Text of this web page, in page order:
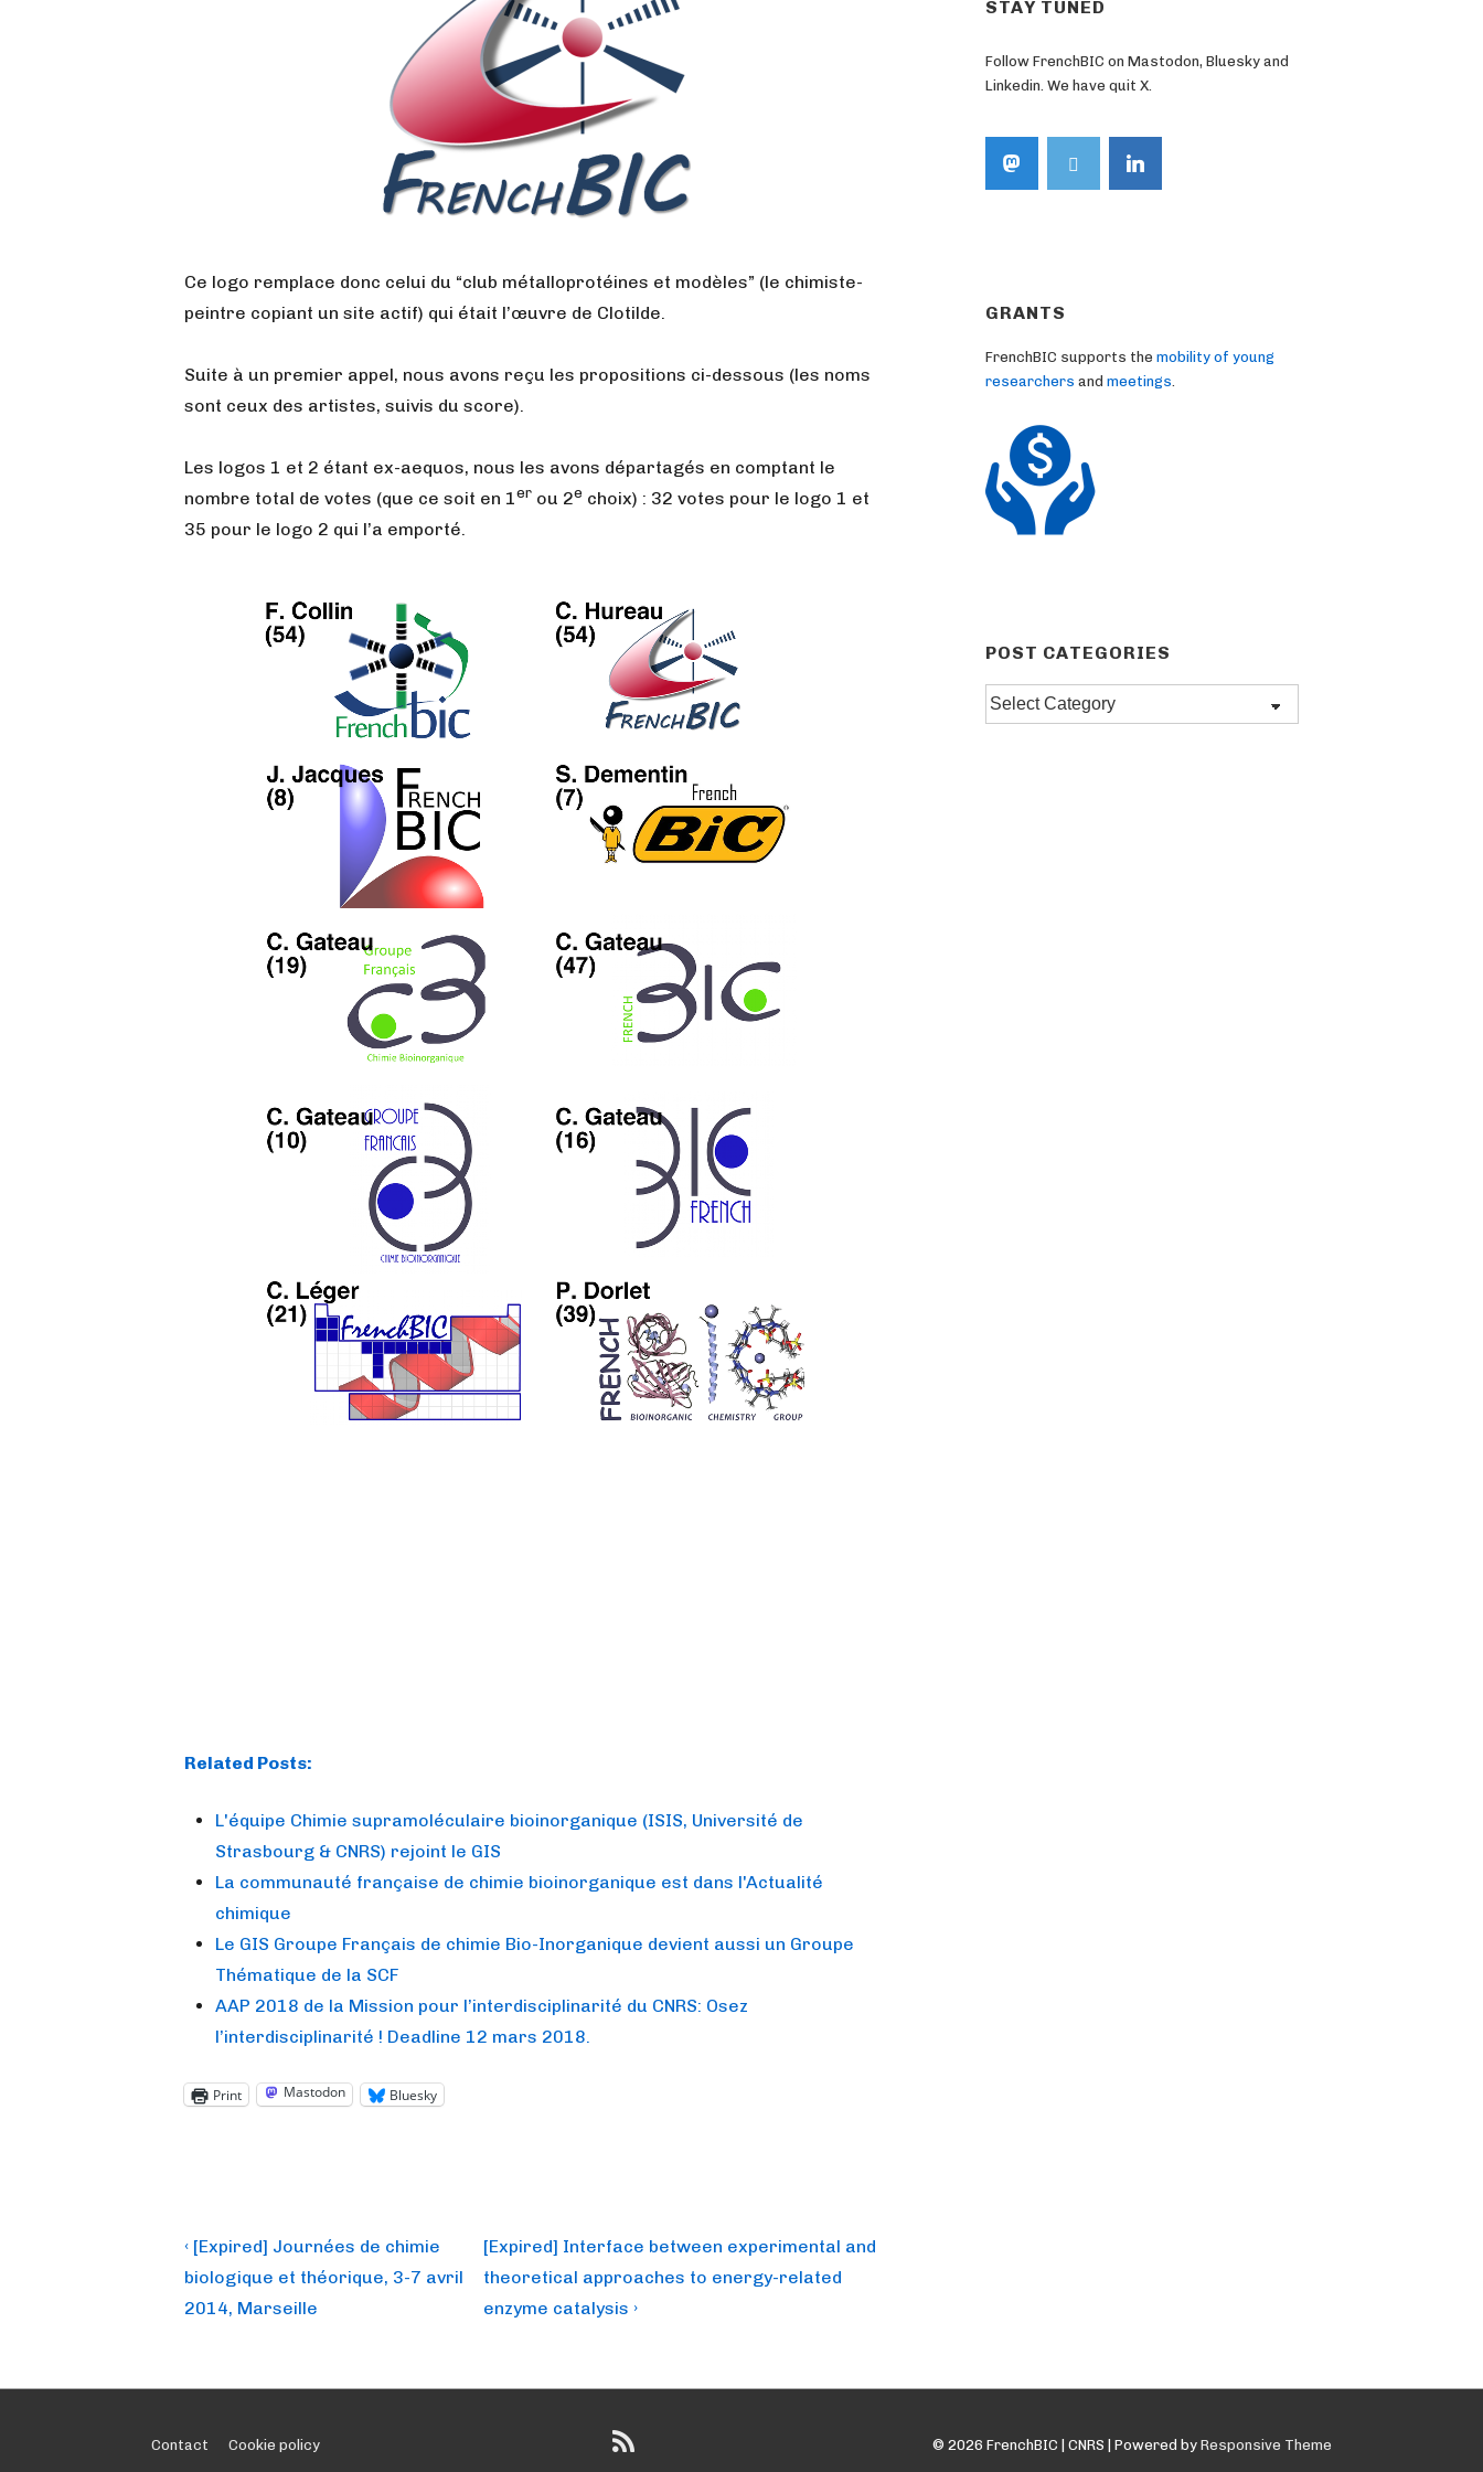
Ce logo remplace donc celui du “club métalloprotéines et modèles” (le chimiste-
peintre copiant un site actif) qui était l’œuvre de Clotilde.
Suite à un premier appel, nous avons reçu les propositions ci-dessous (les noms
sont ceux des artistes, suivis du score).
Les logos 1 et 2 étant ex-aequos, nous les avons départagés en comptant le
nombre total de votes (que ce soit en 1er ou 2e choix) : 32 votes pour le logo 1 et
35 pour le logo 2 qui l’a emporté.
Related Posts:
L'équipe Chimie supramoléculaire bioinorganique (ISIS, Université de
Strasbourg & CNRS) rejoint le GIS
La communauté française de chimie bioinorganique est dans l'Actualité
chimique
Le GIS Groupe Français de chimie Bio-Inorganique devient aussi un Groupe
Thématique de la SCF
AAP 2018 de la Mission pour l’interdisciplinarité du CNRS: Osez
l’interdisciplinarité ! Deadline 12 mars 2018.
Print Mastodon Bluesky
Post
navigation
Previous
Post
is
‹ [Expired] Journées de chimie
biologique et théorique, 3-7 avril
2014, Marseille
Next
Post
is
[Expired] Interface between experimental and
theoretical approaches to energy-related
enzyme catalysis ›
STAY TUNED
Follow FrenchBIC on Mastodon, Bluesky and
Linkedin. We have quit X.
GRANTS
FrenchBIC supports the mobility of young
researchers and meetings
POST CATEGORIES
Post
categories
Footer
Contact Cookie policy © 2026 FrenchBIC | CNRS | Powered by Responsive Theme